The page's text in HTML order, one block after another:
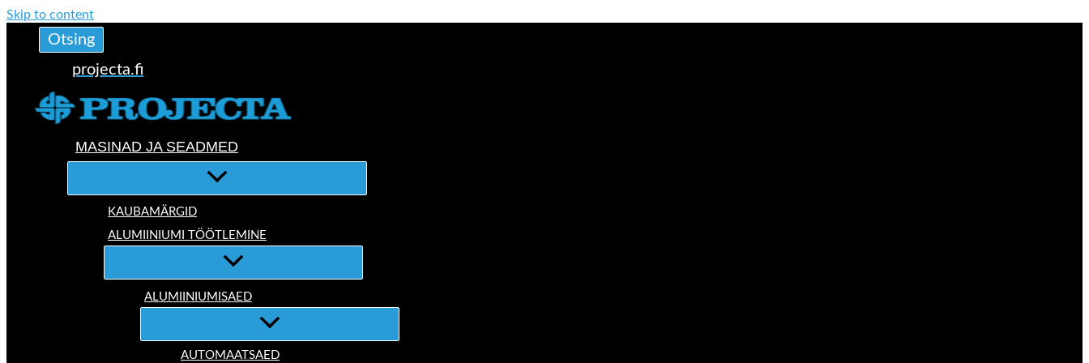
Skip to content
Otsing
projecta.fi
MASINAD JA SEADMED
KAUBAMÄRGID
ALUMIINIUMI TÖÖTLEMINE
ALUMIINIUMISAED
AUTOMAATSAED